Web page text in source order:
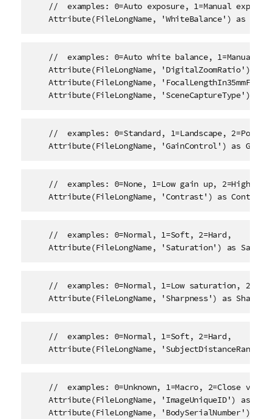
//  examples: 0=Auto exposure, 1=Manual
Attribute(FileLongName, 'WhiteBalance') as
//  examples: 0=Auto white balance, 1=Manual
Attribute(FileLongName, 'DigitalZoomRatio') as
Attribute(FileLongName,
Attribute(FileLongName, 'SceneCaptureType')
//  examples: 0=Standard, 1=Landscape,
Attribute(FileLongName, 'GainControl') as
//  examples: 0=None, 1=Low gain up, 2=High
Attribute(FileLongName, 'Contrast') as
    //  examples: 0=Normal, 1=Soft, 2=Hard,
Attribute(FileLongName, 'Saturation') as
//  examples: 0=Normal, 1=Low saturation,
Attribute(FileLongName, 'Sharpness') as
    //  examples: 0=Normal, 1=Soft, 2=Hard,
Attribute(FileLongName,
//  examples: 0=Unknown, 1=Macro, 2=Close
Attribute(FileLongName, 'ImageUniqueID') as
Attribute(FileLongName, 'BodySerialNumber') as